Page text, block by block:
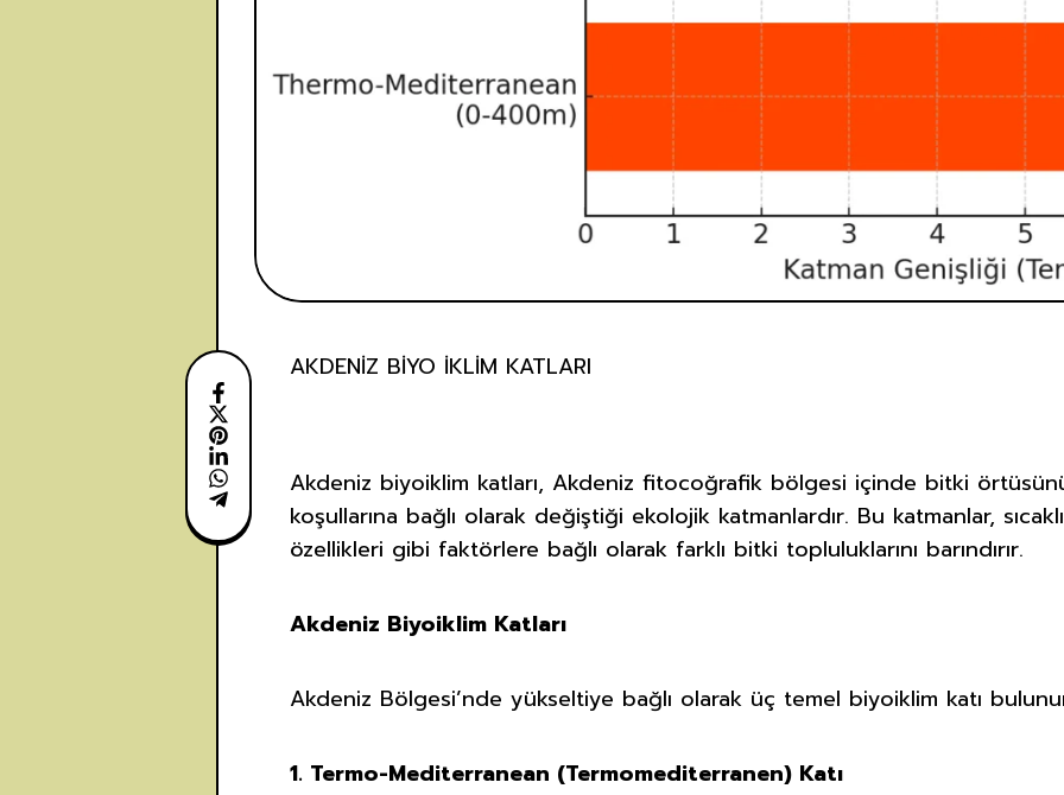
AKDENİZ BİYO İKLİM KATLARI
Akdeniz biyoiklim katları, Akdeniz fitocoğrafik bölgesi içinde bitki
koşullarına bağlı olarak değiştiği ekolojik katmanlardır. Bu katmanlar,
özellikleri gibi faktörlere bağlı olarak farklı bitki topluluklarını barındırır.
Akdeniz Biyoiklim Katları
Akdeniz Bölgesi’nde yükseltiye bağlı olarak üç temel biyoiklim katı
1. Termo-Mediterranean (Termomediterranen) Katı